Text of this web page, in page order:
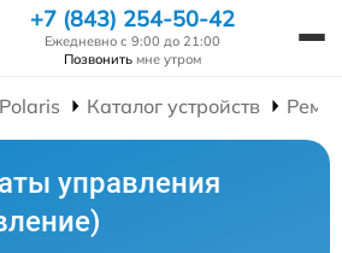
+7 (843) 254-50-42
Ежедневно с 9:00 до 21:00
Позвонить мне утром
Каталог устройств
управления